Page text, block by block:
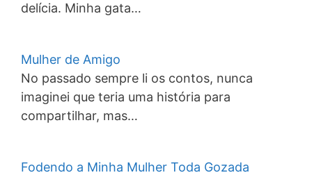
delícia. Minha gata…
Mulher de Amigo
No passado sempre li os contos, nunca
imaginei que teria uma história para
compartilhar, mas…
Fodendo a Minha Mulher Toda Gozada